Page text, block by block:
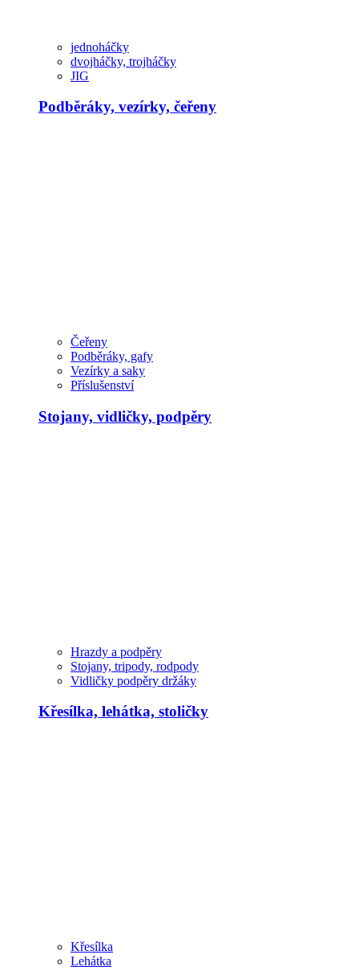
jednoháčky
dvojháčky, trojháčky
JIG
Podběráky, vezírky, čeřeny
Čeřeny
Podběráky, gafy
Vezírky a saky
Příslušenství
Stojany, vidličky, podpěry
Hrazdy a podpěry
Stojany, tripody, rodpody
Vidličky podpěry držáky
Křesílka, lehátka, stoličky
Křesílka
Lehátka